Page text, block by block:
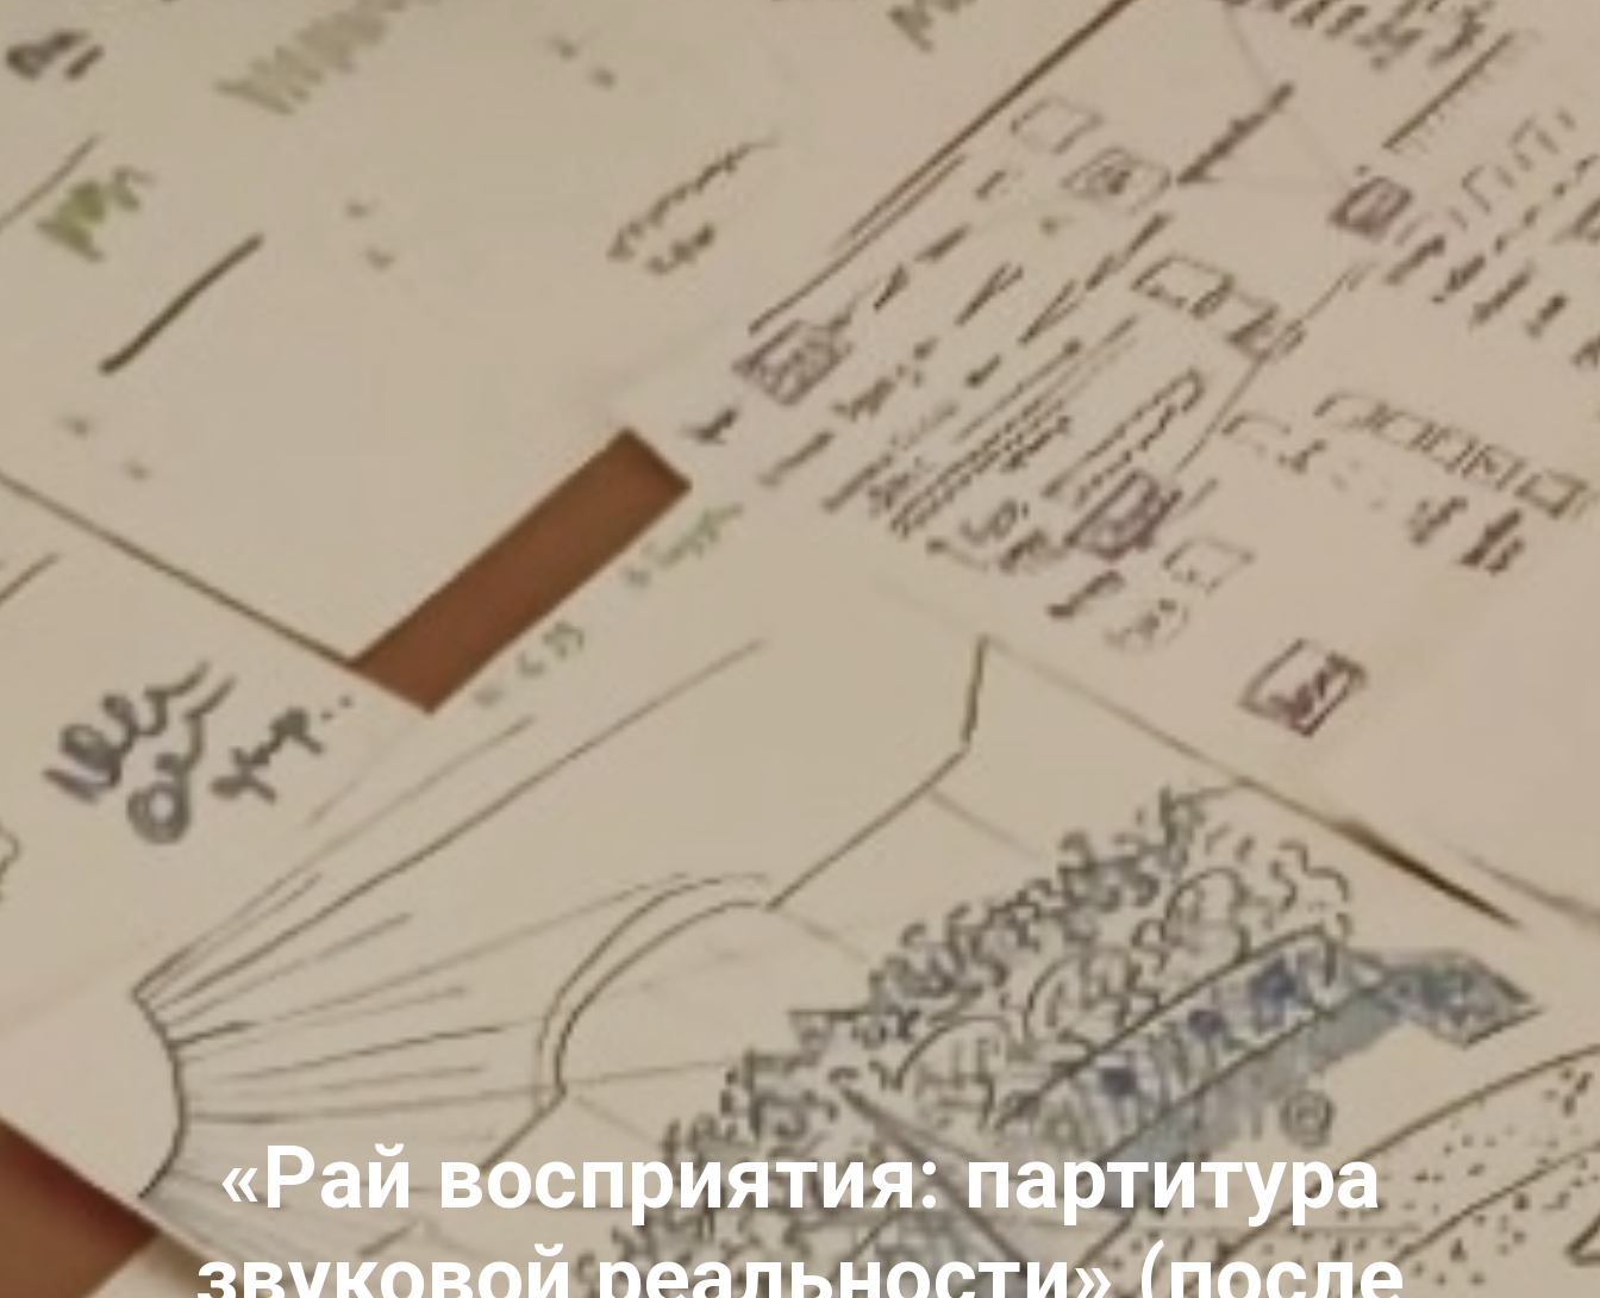
«Рай восприятия: партитура